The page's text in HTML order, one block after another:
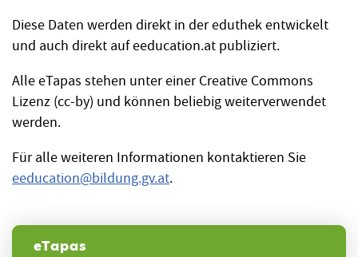
eTapas
Diese Daten werden direkt in der eduthek entwickelt
und auch direkt auf eeducation.at publiziert.
Alle eTapas stehen unter einer Creative Commons
Lizenz (cc-by) und können beliebig weiterverwendet
werden.
Für alle weiteren Informationen kontaktieren Sie
eeducation@bildung.gv.at.